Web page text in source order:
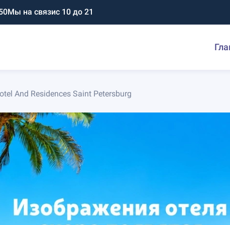
Мы на связис 10 до 21
And Residences Saint Petersburg